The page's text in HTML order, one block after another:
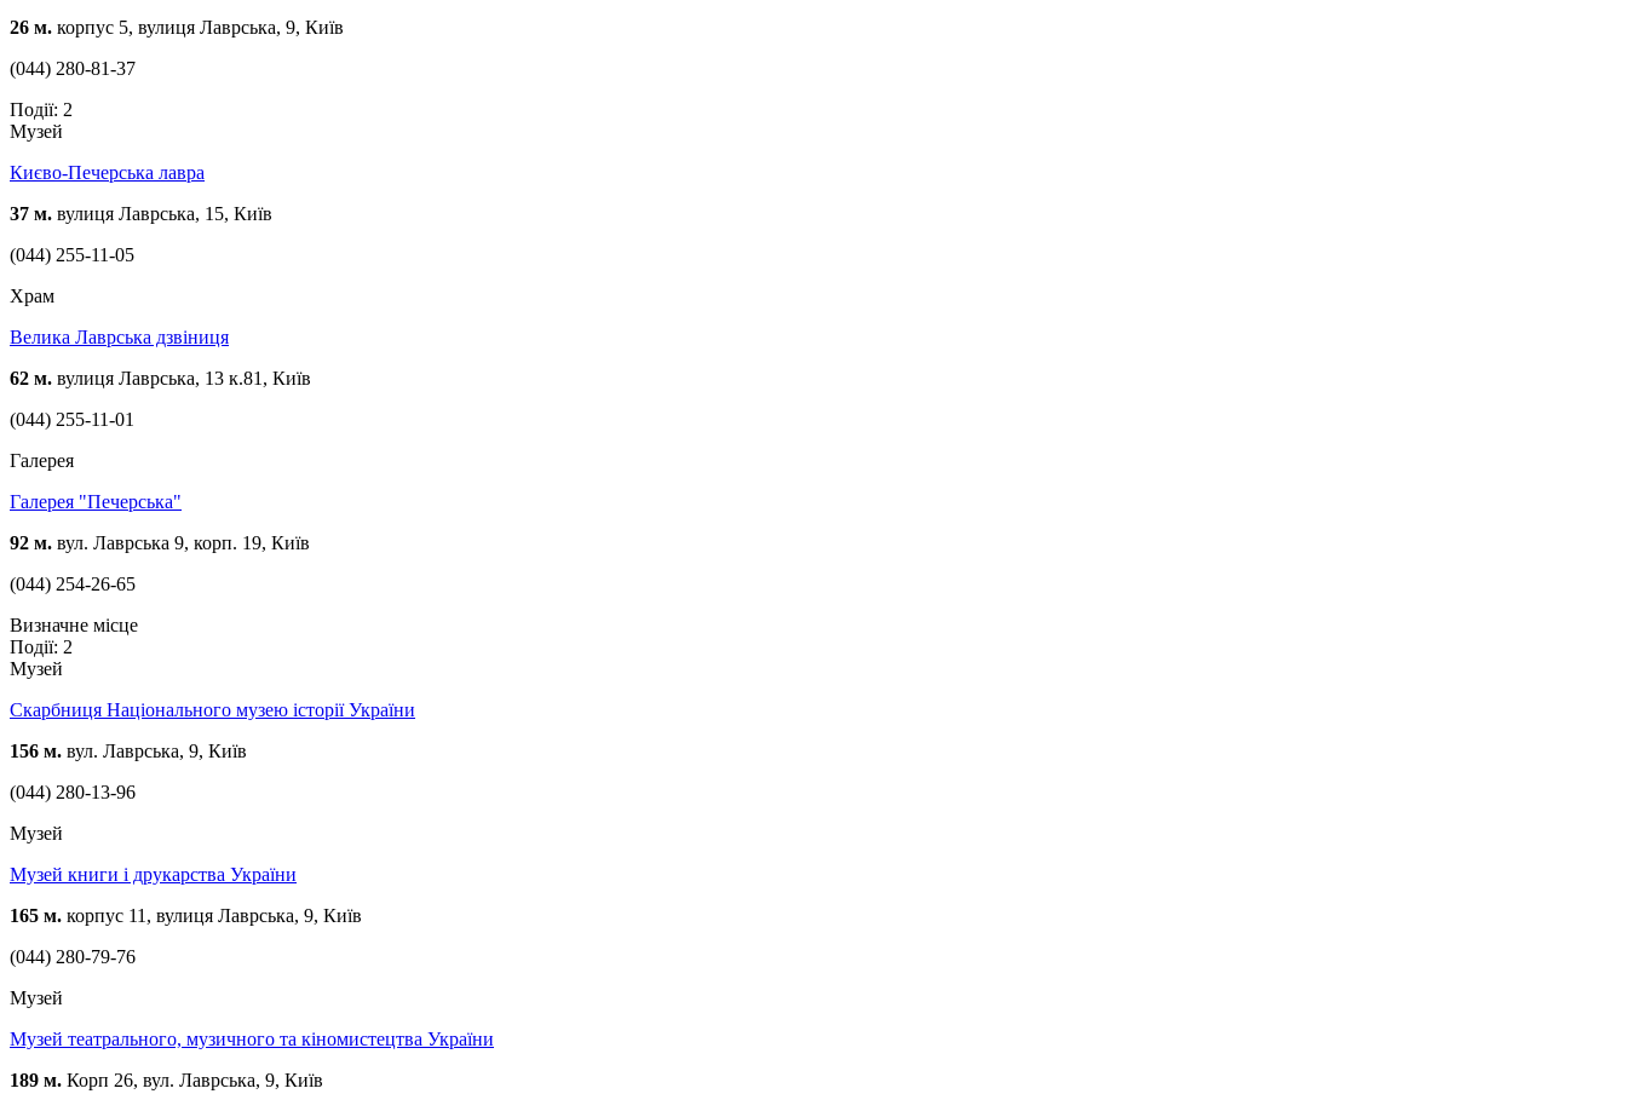
26 м. корпус 5, вулиця Лаврська, 9, Київ
(044) 280-81-37
Події: 2
Музей
Києво-Печерська лавра
37 м. вулиця Лаврська, 15, Київ
(044) 255-11-05
Храм
Велика Лаврська дзвіниця
62 м. вулиця Лаврська, 13 к.81, Київ
(044) 255-11-01
Галерея
Галерея "Печерська"
92 м. вул. Лаврська 9, корп. 19, Київ
(044) 254-26-65
Визначне місце
Події: 2
Музей
Скарбниця Національного музею історії України
156 м. вул. Лаврська, 9, Київ
(044) 280-13-96
Музей
Музей книги і друкарства України
165 м. корпус 11, вулиця Лаврська, 9, Київ
(044) 280-79-76
Музей
Музей театрального, музичного та кіномистецтва України
189 м. Корп 26, вул. Лаврська, 9, Київ